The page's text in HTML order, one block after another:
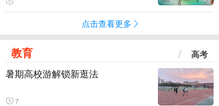
点击查看更多
教育 高考
暑期高校游解锁新逛法
7